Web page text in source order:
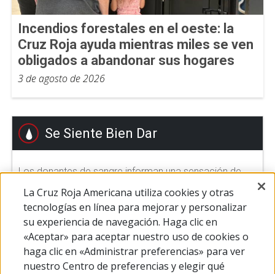
Incendios forestales en el oeste: la
Cruz Roja ayuda mientras miles se ven
obligados a abandonar sus hogares
3 de agosto de 2026
Se Siente Bien Dar
Los donantes de sangre informan una sensación de
gran satisfacción después de hacer su donación.
Ayudar a otros a sentirse bien.
DONAR SANGRE
La Cruz Roja Americana utiliza cookies y otras
tecnologías en línea para mejorar y personalizar
su experiencia de navegación. Haga clic en
«Aceptar» para aceptar nuestro uso de cookies o
haga clic en «Administrar preferencias» para ver
nuestro Centro de preferencias y elegir qué